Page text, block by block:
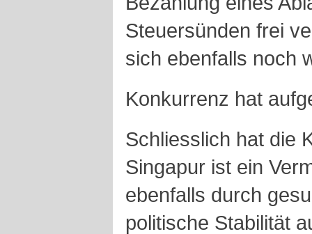
Steuersünden frei
sich ebenfalls noch
Konkurrenz hat
Schliesslich hat die
Singapur ist ein
ebenfalls durch
politische Stabilität